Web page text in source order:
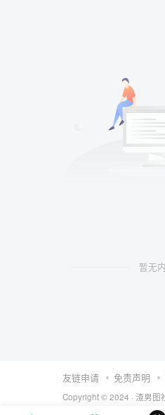
暂无
友链申请 免责声明
Copyright © 2024 · 渣男图